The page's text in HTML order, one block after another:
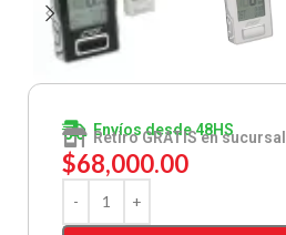
Envíos desde 48HS
Retiro GRATIS en sucursal
$68,000.00